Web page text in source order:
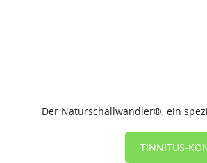
Der Naturschallwandler®, ein
TINNITUS-